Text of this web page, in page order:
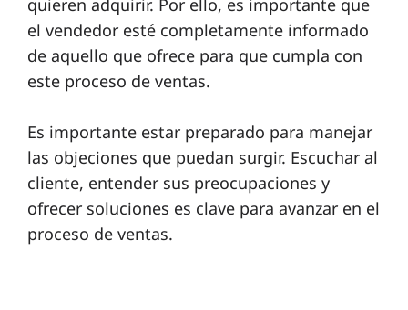
quieren adquirir. Por ello, es importante que
el vendedor esté completamente informado
de aquello que ofrece para que cumpla con
este proceso de ventas.
Es importante estar preparado para manejar
las objeciones que puedan surgir. Escuchar al
cliente, entender sus preocupaciones y
ofrecer soluciones es clave para avanzar en el
proceso de ventas.